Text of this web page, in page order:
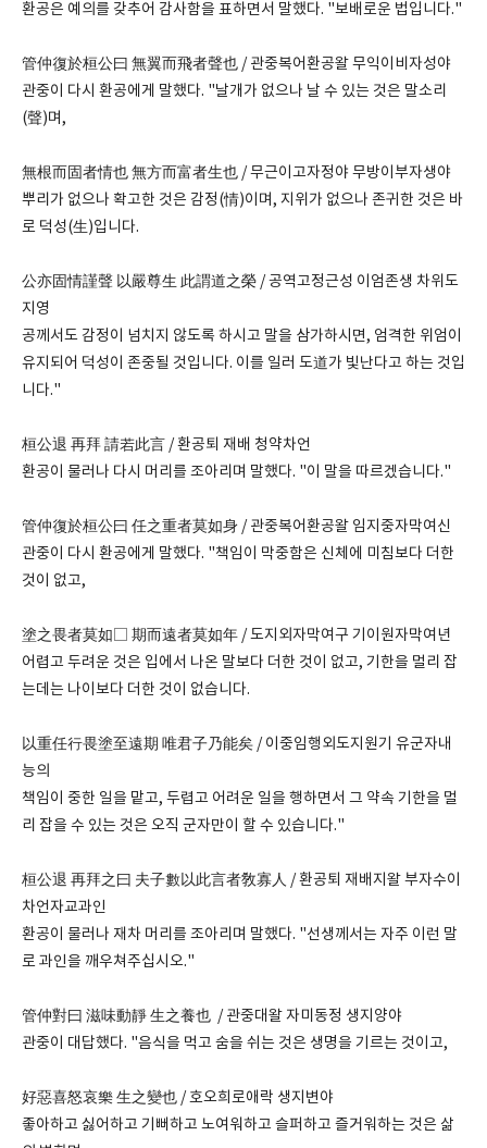
환공은 예의를 갖추어 감사함을 표하면서 말했다. "보배로운 법입니다."
管仲復於桓公曰 無翼而飛者聲也 / 관중복어환공왈 무익이비자성야
관중이 다시 환공에게 말했다. "날개가 없으나 날 수 있는 것은 말소리
(聲)며,
無根而固者情也 無方而富者生也 / 무근이고자정야 무방이부자생야
뿌리가 없으나 확고한 것은 감정(情)이며, 지위가 없으나 존귀한 것은 바
로 덕성(生)입니다.
公亦固情謹聲 以嚴尊生 此謂道之榮 / 공역고정근성 이엄존생 차위도
지영
공께서도 감정이 넘치지 않도록 하시고 말을 삼가하시면, 엄격한 위엄이
유지되어 덕성이 존중될 것입니다. 이를 일러 도道가 빛난다고 하는 것입
니다."
桓公退 再拜 請若此言 / 환공퇴 재배 청약차언
환공이 물러나 다시 머리를 조아리며 말했다. "이 말을 따르겠습니다."
管仲復於桓公曰 任之重者莫如身 / 관중복어환공왈 임지중자막여신
관중이 다시 환공에게 말했다. "책임이 막중함은 신체에 미침보다 더한
것이 없고,
塗之畏者莫如□ 期而遠者莫如年 / 도지외자막여구 기이원자막여년
어렵고 두려운 것은 입에서 나온 말보다 더한 것이 없고, 기한을 멀리 잡
는데는 나이보다 더한 것이 없습니다.
以重任行畏塗至遠期 唯君子乃能矣 / 이중임행외도지원기 유군자내
능의
책임이 중한 일을 맡고, 두렵고 어려운 일을 행하면서 그 약속 기한을 멀
리 잡을 수 있는 것은 오직 군자만이 할 수 있습니다."
桓公退 再拜之曰 夫子數以此言者敎寡人 / 환공퇴 재배지왈 부자수이
차언자교과인
환공이 물러나 재차 머리를 조아리며 말했다. "선생께서는 자주 이런 말
로 과인을 깨우쳐주십시오."
管仲對曰 滋味動靜 生之養也 / 관중대왈 자미동정 생지양야
관중이 대답했다. "음식을 먹고 숨을 쉬는 것은 생명을 기르는 것이고,
好惡喜怒哀樂 生之變也 / 호오희로애락 생지변야
좋아하고 싫어하고 기뻐하고 노여워하고 슬퍼하고 즐거워하는 것은 삶